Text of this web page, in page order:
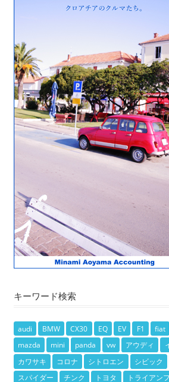
キーワード検索
audi BMW CX30 EQ EV F1 fiat
mazda
mini panda vw アウディ
カワサキ
コロナ シトロエン シビック
スパイダー
チンク トヨタ トライアンフ